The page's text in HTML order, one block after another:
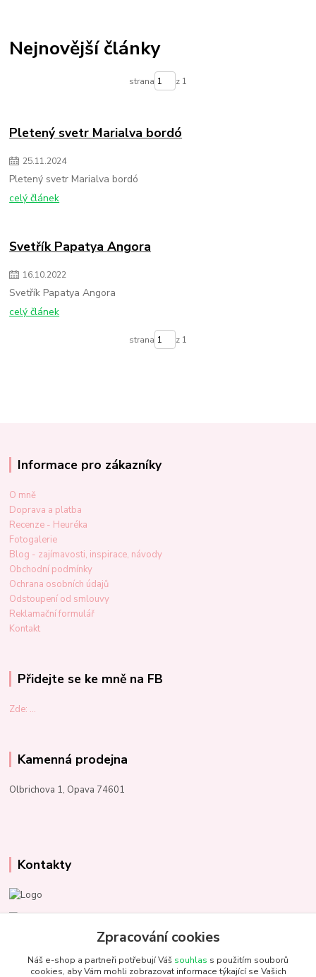
Nejnovější články
strana z 1
Pletený svetr Marialva bordó
25.11.2024
Pletený svetr Marialva bordó
celý článek
Svetřík Papatya Angora
16.10.2022
Svetřík Papatya Angora
celý článek
strana z 1
Informace pro zákazníky
O mně
Doprava a platba
Recenze - Heuréka
Fotogalerie
Blog - zajímavosti, inspirace, návody
Obchodní podmínky
Ochrana osobních údajů
Odstoupení od smlouvy
Reklamační formulář
Kontakt
Přidejte se ke mně na FB
Zde: ...
Kamenná prodejna
Olbrichova 1, Opava 74601
Kontakty
Marcela Kupková
+420 731 153 484
info@unezbednychklubicek.cz
Zpracování cookies
Náš e-shop a partneři potřebují Váš souhlas s použitím souborů
cookies, aby Vám mohli zobrazovat informace týkající se Vašich